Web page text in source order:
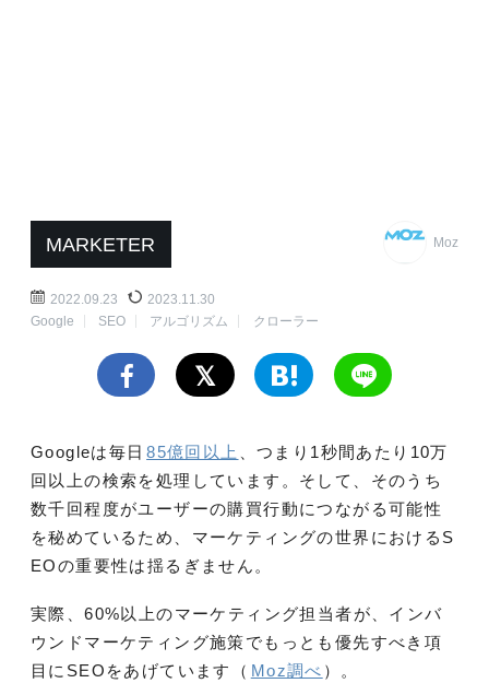
MARKETER Moz
2022.09.23
2023.11.30
Google
SEO アルゴリズム クローラー
Googleは毎日 85億回以上
、つまり1秒間あたり10万
回以上の検索を処理しています。そして、そのうち
数千回程度がユーザーの購買行動につながる可能性
を秘めているため、マーケティングの世界におけるS
EOの重要性は揺るぎません。
実際、60%以上のマーケティング担当者が、インバ
ウンドマーケティング施策でもっとも優先すべき項
目にSEOをあげています（ Moz調べ ）。